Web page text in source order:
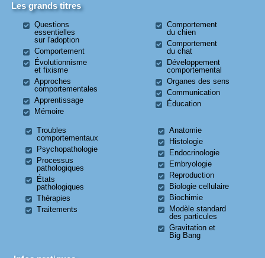
Les grands titres
Questions
essentielles
sur l'adoption
Comportement
Évolutionnisme
et fixisme
Approches
comportementales
Apprentissage
Mémoire
Comportement
du chien
Comportement
du chat
Développement
comportemental
Organes des sens
Communication
Éducation
Troubles
comportementaux
Psychopathologie
Processus
pathologiques
États
pathologiques
Thérapies
Traitements
Anatomie
Histologie
Endocrinologie
Embryologie
Reproduction
Biologie cellulaire
Biochimie
Modèle standard
des particules
Gravitation et
Big Bang